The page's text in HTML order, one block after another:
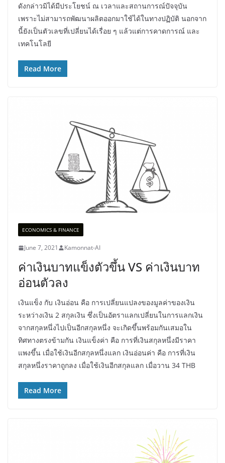
ดังกล่าวมิได้มีประโยชน์ ณ เวลาและสถานการณ์ปัจจุบัน
เพราะไม่สามารถพัฒนาผลิตออกมาใช้ได้ในทางปฏิบัติ นอกจาก
นี้ยังเป็นตัวเลขที่เปลี่ยนได้เรื่อย ๆ แล้วแต่การคาดการณ์ และ
เทคโนโลยี
Read More
ECONOMICS & FINANCE
June 7, 2021 Kamonnat-AI
ค่าเงินบาทแข็งตัวขึ้น VS ค่าเงินบาท
อ่อนตัวลง
เงินแข็ง กับ เงินอ่อน คือ การเปลี่ยนแปลงของมูลค่าของเงิน
ระหว่างเงิน 2 สกุลเงิน ซึ่งเป็นอัตราแลกเปลี่ยนในการแลกเงิน
จากสกุลหนึ่งไปเป็นอีกสกุลหนึ่ง จะเกิดขึ้นพร้อมกันเสมอใน
ทิศทางตรงข้ามกัน เงินแข็งค่า คือ การที่เงินสกุลหนึ่งมีราคา
แพงขึ้น เมื่อใช้เงินอีกสกุลหนึ่งแลก เงินอ่อนค่า คือ การที่เงิน
สกุลหนึ่งราคาถูกลง เมื่อใช้เงินอีกสกุลแลก เมื่อวาน 34 THB
Read More